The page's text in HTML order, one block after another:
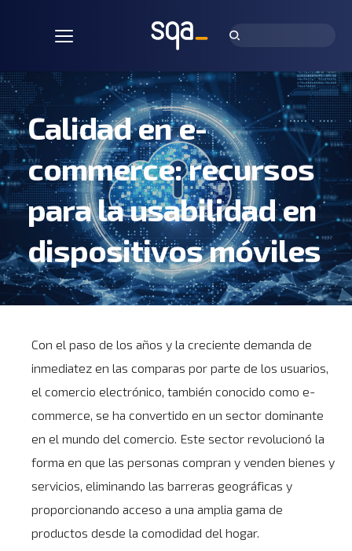
Calidad en e-
commerce: recursos
para la usabilidad en
dispositivos móviles
Con el paso de los años y la creciente demanda de
inmediatez en las comparas por parte de los usuarios,
el comercio electrónico, también conocido como e-
commerce, se ha convertido en un sector dominante
en el mundo del comercio. Este sector revolucionó la
forma en que las personas compran y venden bienes y
servicios, eliminando las barreras geográficas y
proporcionando acceso a una amplia gama de
productos desde la comodidad del hogar.